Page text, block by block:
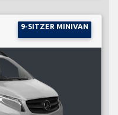
9-SITZER MINIVAN